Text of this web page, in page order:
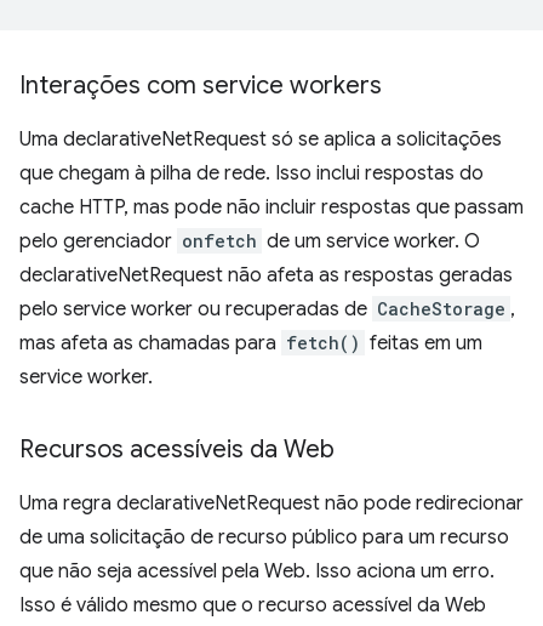
Interações com service workers
Uma declarativeNetRequest só se aplica a solicitações
que chegam à pilha de rede. Isso inclui respostas do
cache HTTP, mas pode não incluir respostas que passam
pelo gerenciador onfetch de um service worker. O
declarativeNetRequest não afeta as respostas geradas
pelo service worker ou recuperadas de CacheStorage ,
mas afeta as chamadas para fetch() feitas em um
service worker.
Recursos acessíveis da Web
Uma regra declarativeNetRequest não pode redirecionar
de uma solicitação de recurso público para um recurso
que não seja acessível pela Web. Isso aciona um erro.
Isso é válido mesmo que o recurso acessível da Web